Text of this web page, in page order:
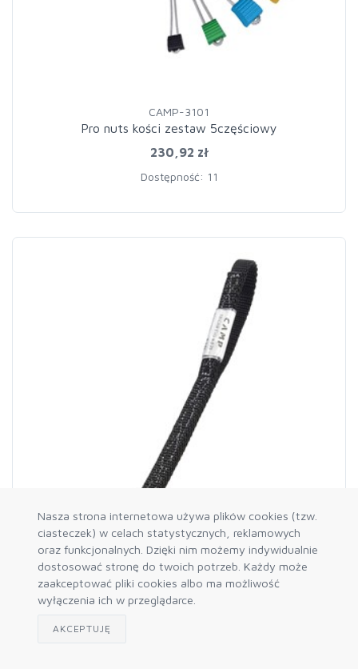
Nasza strona internetowa używa plików cookies (tzw.
ciasteczek) w celach statystycznych, reklamowych
oraz funkcjonalnych. Dzięki nim możemy indywidualnie
dostosować stronę do twoich potrzeb. Każdy może
zaakceptować pliki cookies albo ma możliwość
wyłączenia ich w przeglądarce.
AKCEPTUJĘ
CAMP-3101
Pro nuts kości zestaw 5częściowy
230,92 zł
Dostępność: 11
CAMP-972.025
Tricam EVO kości, rozmiar 0.25